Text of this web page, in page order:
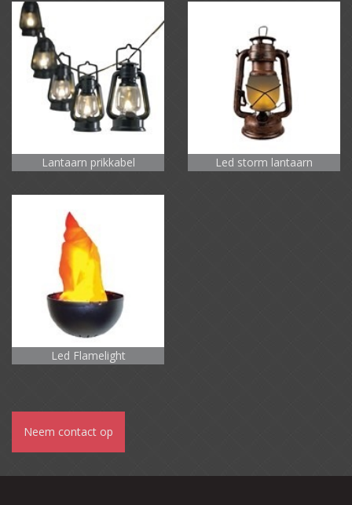
Lantaarn prikkabel Led storm lantaarn
Led Flamelight
Neem contact op